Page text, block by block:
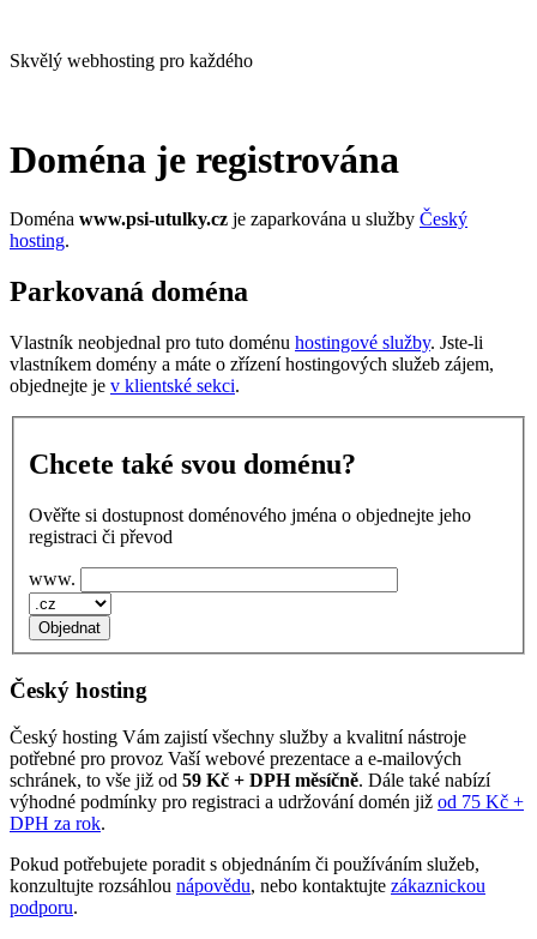
Skvělý webhosting pro každého
Doména je registrována
Doména www.psi-utulky.cz je zaparkována u služby Český
hosting.
Parkovaná doména
Vlastník neobjednal pro tuto doménu hostingové služby. Jste-li
vlastníkem domény a máte o zřízení hostingových služeb zájem,
objednejte je v klientské sekci.
Chcete také svou doménu?
Ověřte si dostupnost doménového jména o objednejte jeho
registraci či převod
www.
Český hosting
Český hosting Vám zajistí všechny služby a kvalitní nástroje
potřebné pro provoz Vaší webové prezentace a e‑mailových
schránek, to vše již od 59 Kč + DPH měsíčně. Dále také nabízí
výhodné podmínky pro registraci a udržování domén již od 75 Kč +
DPH za rok.
Pokud potřebujete poradit s objednáním či používáním služeb,
konzultujte rozsáhlou nápovědu, nebo kontaktujte zákaznickou
podporu.